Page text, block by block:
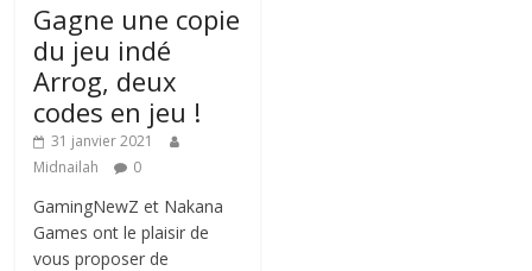
Gagne une copie
du jeu indé
Arrog, deux
codes en jeu !
31 janvier 2021
Midnailah
0
GamingNewZ et Nakana
Games ont le plaisir de
vous proposer de